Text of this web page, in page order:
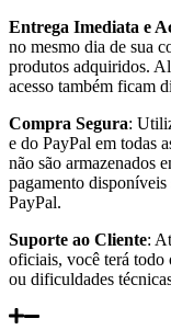
Entrega Imediata e
no mesmo dia de sua
produtos adquiridos.
acesso também ficam
Compra Segura:
e do PayPal em todas
não são armazenados
pagamento
PayPal.
Suporte ao Cliente:
oficiais, você terá todo
ou dificuldades